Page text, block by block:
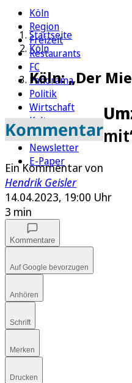
Köln
Region
Freizeit
Restaurants
FC
Panorama
Politik
Wirtschaft
Kultur
Rätsel
Newsletter
E-Paper
Startseite
Köln
Köln: „Der
Kommentar
Ein Kommentar von
Hendrik Geisler
14.04.2023, 19:00 Uhr
3 min
Kommentare
Auf Google bevorzugen
Anhören
Schrift
Merken
Drucken